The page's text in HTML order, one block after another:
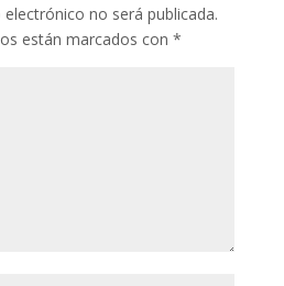
no será publicada.
están marcados con *